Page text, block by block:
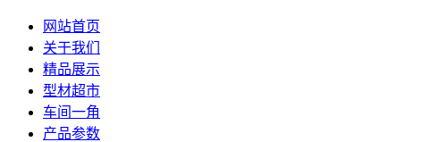
网站首页
关于我们
精品展示
型材超市
车间一角
产品参数